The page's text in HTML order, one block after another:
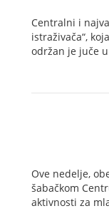
Centralni i
istraživača“,
održan je juče
Ove nedelje,
šabačkom
aktivnosti za